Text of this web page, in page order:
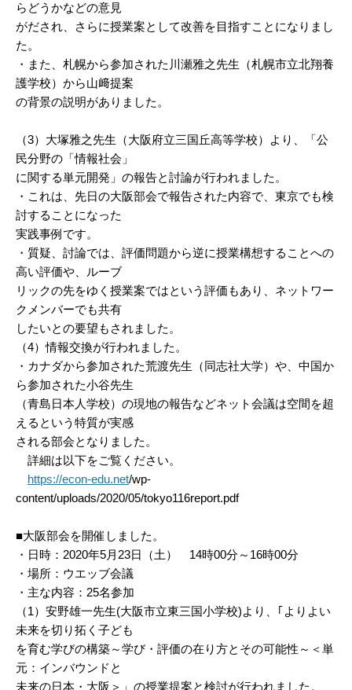
らどうかなどの意見
がだされ、さらに授業案として改善を目指すことになりまし
た。
・また、札幌から参加された川瀬雅之先生（札幌市立北翔養
護学校）から山﨑提案
の背景の説明がありました。
（3）大塚雅之先生（大阪府立三国丘高等学校）より、「公
民分野の「情報社会」
に関する単元開発」の報告と討論が行われました。
・これは、先日の大阪部会で報告された内容で、東京でも検
討することになった
実践事例です。
・質疑、討論では、評価問題から逆に授業構想することへの
高い評価や、ルーブ
リックの先をゆく授業案ではという評価もあり、ネットワー
クメンバーでも共有
したいとの要望もされました。
（4）情報交換が行われました。
・カナダから参加された荒渡先生（同志社大学）や、中国か
ら参加された小谷先生
（青島日本人学校）の現地の報告などネット会議は空間を超
えるという特質が実感
される部会となりました。
詳細は以下をご覧ください。
https://econ-edu.net/wp-
content/uploads/2020/05/tokyo116report.pdf
■大阪部会を開催しました。
・日時：2020年5月23日（土） 14時00分～16時00分
・場所：ウエッブ会議
・主な内容：25名参加
（1）安野雄一先生(大阪市立東三国小学校)より、｢よりよい
未来を切り拓く子ども
を育む学びの構築～学び・評価の在り方とその可能性～＜単
元：インバウンドと
未来の日本・大阪＞」の授業提案と検討が行われました。